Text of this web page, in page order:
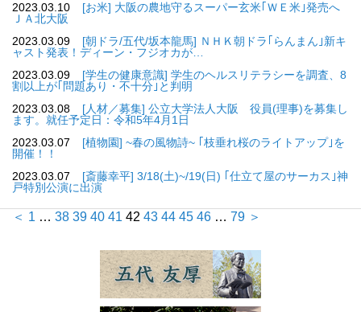
2023.03.10
[お米] 大阪の農地守るスーパー玄米｢ＷＥ米｣発売へ
ＪＡ北大阪
2023.03.09
[朝ドラ/五代/坂本龍馬] ＮＨＫ朝ドラ｢らんまん｣新キ
ャスト発表！ディーン・フジオカが…
2023.03.09
[学生の健康意識] 学生のヘルスリテラシーを調査、8
割以上が｢問題あり・不十分｣と判明
2023.03.08
[人材／募集] 公立大学法人大阪 役員(理事)を募集し
ます。就任予定日：令和5年4月1日
2023.03.07
[植物園] ~春の風物詩~ ｢枝垂れ桜のライトアップ｣を
開催！！
2023.03.07
[斎藤幸平] 3/18(土)~/19(日) ｢仕立て屋のサーカス｣神
戸特別公演に出演
＜ 1 … 38 39 40 41 42 43 44 45 46 … 79 ＞